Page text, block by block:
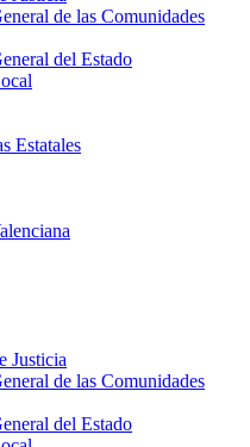
de las Comunidades
del Estado
Estatales
Justicia
de las Comunidades
del Estado